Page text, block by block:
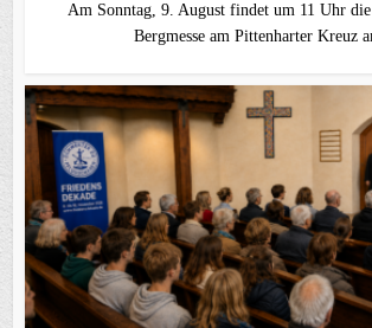
Am Sonntag, 9. August findet um 11 Uhr
Bergmesse am Pittenharter Kreuz